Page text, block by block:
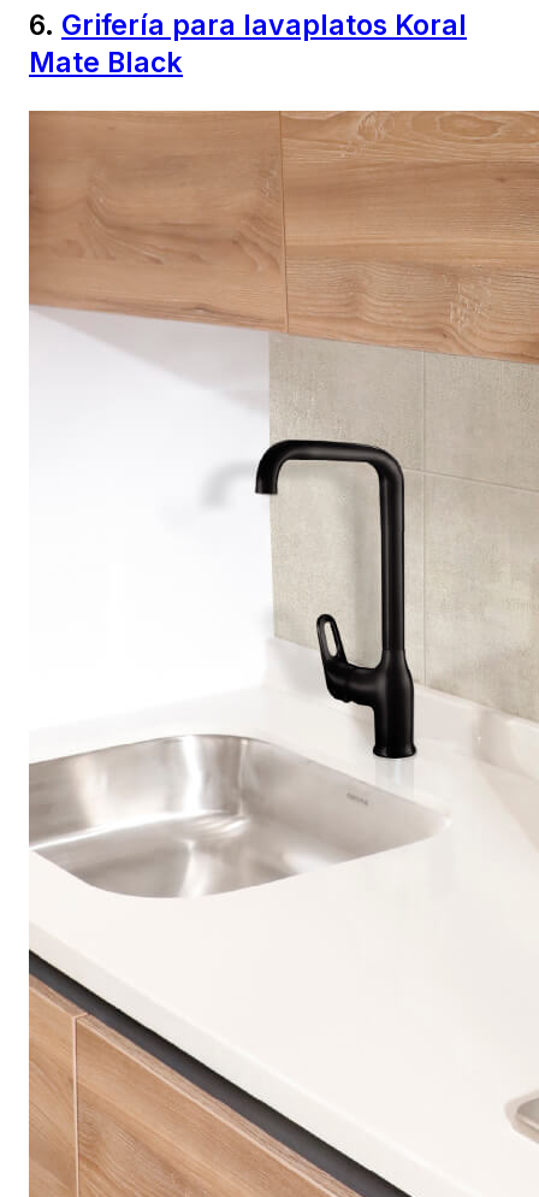
6. Grifería para lavaplatos Koral
Mate Black